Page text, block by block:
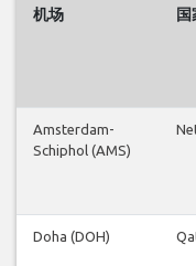
机场 国
Amsterdam-
Schiphol (AMS)
Doha (DOH)